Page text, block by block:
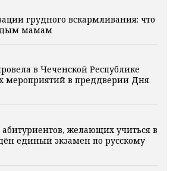
грудного вскармливания: что
мамам
в Чеченской Республике
мероприятий в преддверии Дня
желающих учиться в
единый экзамен по русскому